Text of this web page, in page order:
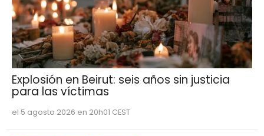
Explosión en Beirut: seis años sin justicia
para las víctimas
el 5 agosto 2026 en 20h01 CEST